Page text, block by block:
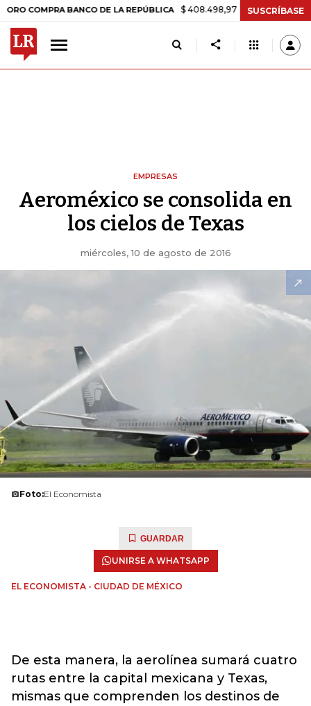
BANCO DE LA REPÚBLICA $ 408.498,97 +$ 8.753,81 +2,19%
SUSCRÍBASE
EMPRESAS
Aeroméxico se consolida en
los cielos de Texas
miércoles, 10 de agosto de 2016
Foto:El Economista
GUARDAR
UNIRSE A WHATSAPP
EL ECONOMISTA - CIUDAD DE MÉXICO
De esta manera, la aerolínea sumará cuatro
rutas entre la capital mexicana y Texas,
mismas que comprenden los destinos de